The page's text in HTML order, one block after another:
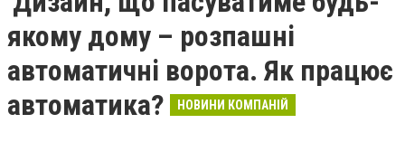
якому дому – розпашні
автоматичні ворота. Як працює
автоматика?
НОВИНИ КОМПАНІЙ